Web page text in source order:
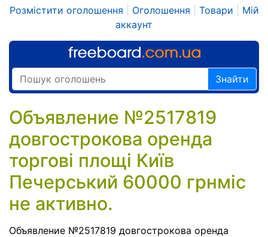
Розмістити оголошення Оголошення Товари
Мій
аккаунт
Знайти
Объявление №2517819
довгострокова оренда
торгові площі Київ
Печерський 60000 грнміс
не активно.
Объявление №2517819 довгострокова оренда